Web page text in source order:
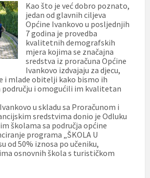
Kao što je već dobro poznato,
jedan od glavnih ciljeva
Općine Ivankovo u posljednjih
7 godina je provedba
kvalitetnih demografskih
mjera kojima se značajna
sredstva iz proračuna Općine
Ivankovo izdvajaju za djecu,
i mlade obitelji kako bismo ih
području i omogućili im kvalitetan
u skladu sa Proračunom i
sredstvima donio je Odluku
školama sa područja općine
programa „ŠKOLA U
od 50% iznosa po učeniku,
osnovnih škola s turističkom